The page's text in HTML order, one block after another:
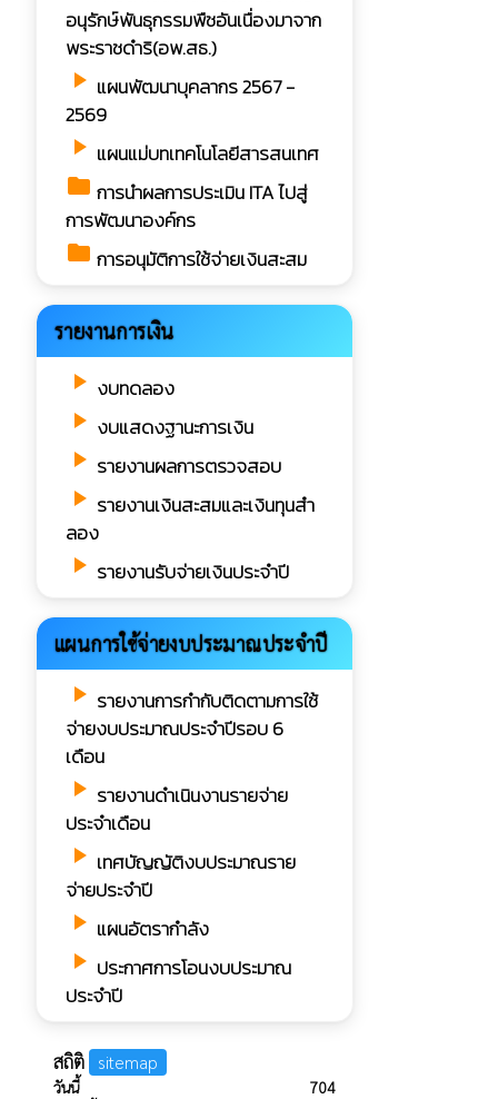
อนุรักษ์พันธุกรรมพืชอันเนื่องมาจาก
พระราชดำริ(อพ.สธ.)
play_arrow แผนพัฒนาบุคลากร 2567 -
2569
play_arrow แผนแม่บทเทคโนโลยีสารสนเทศ
folder การนำผลการประเมิน ITA ไปสู่
การพัฒนาองค์กร
folder การอนุมัติการใช้จ่ายเงินสะสม
รายงานการเงิน
play_arrow งบทดลอง
play_arrow งบแสดงฐานะการเงิน
play_arrow รายงานผลการตรวจสอบ
play_arrow รายงานเงินสะสมและเงินทุนสำ
ลอง
play_arrow รายงานรับจ่ายเงินประจำปี
แผนการใช้จ่ายงบประมาณประจำปี
play_arrow รายงานการกํากับติดตามการใช้
จ่ายงบประมาณประจำปีรอบ 6
เดือน
play_arrow รายงานดำเนินงานรายจ่าย
ประจำเดือน
play_arrow เทศบัญญัติงบประมาณราย
จ่ายประจำปี
play_arrow แผนอัตรากำลัง
play_arrow ประกาศการโอนงบประมาณ
ประจำปี
สถิติ sitemap
วันนี้
704